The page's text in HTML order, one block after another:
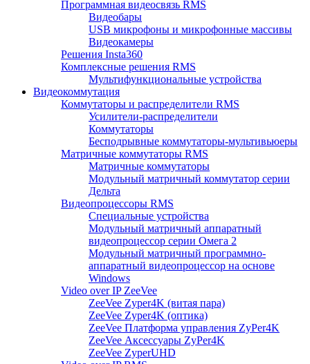
Программная видеосвязь RMS
Видеобары
USB микрофоны и микрофонные массивы
Видеокамеры
Решения Insta360
Комплексные решения RMS
Мультифункциональные устройства
Видеокоммутация
Коммутаторы и распределители RMS
Усилители-распределители
Коммутаторы
Бесподрывные коммутаторы-мультивьюеры
Матричные коммутаторы RMS
Матричные коммутаторы
Модульный матричный коммутатор серии
Дельта
Видеопроцессоры RMS
Специальные устройства
Модульный матричный аппаратный
видеопроцессор серии Омега 2
Модульный матричный программно-
аппаратный видеопроцессор на основе
Windows
Video over IP ZeeVee
ZeeVee Zyper4K (витая пара)
ZeeVee Zyper4K (оптика)
ZeeVee Платформа управления ZyPer4K
ZeeVee Аксессуары ZyPer4K
ZeeVee ZyperUHD